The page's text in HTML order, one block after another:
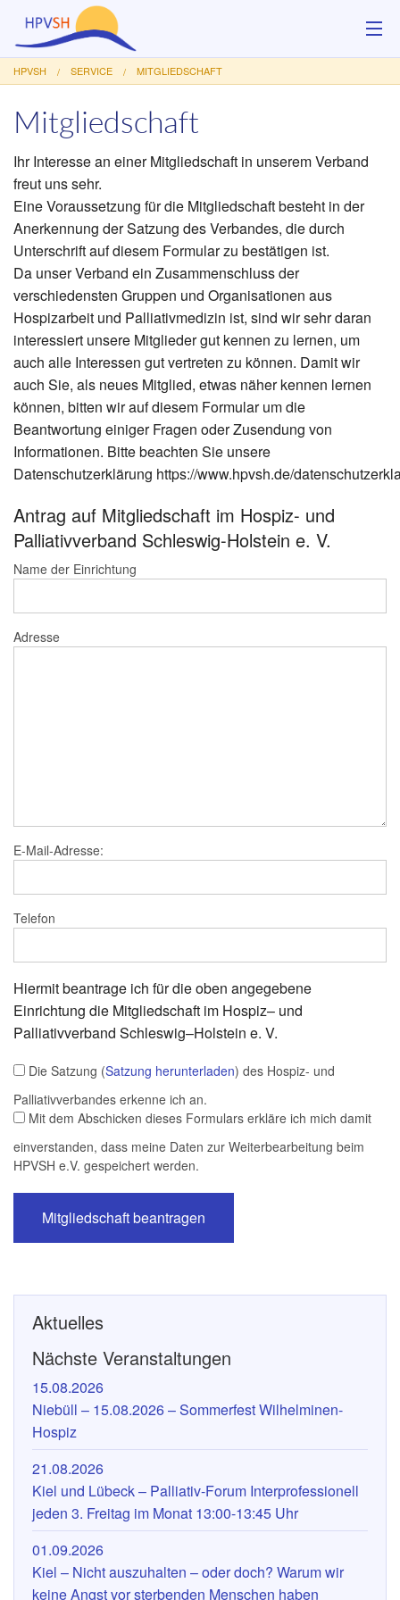
Über uns
Hilfsangebote
Veranstaltungen
Service
Kontakt
Spenden
HPVSH SERVICE MITGLIEDSCHAFT
Mitgliedschaft
Ihr Interesse an einer Mitgliedschaft in unserem Verband
freut uns sehr.
Eine Voraussetzung für die Mitgliedschaft besteht in der
Anerkennung der Satzung des Verbandes, die durch
Unterschrift auf diesem Formular zu bestätigen ist.
Da unser Verband ein Zusammenschluss der
verschiedensten Gruppen und Organisationen aus
Hospizarbeit und Palliativmedizin ist, sind wir sehr daran
interessiert unsere Mitglieder gut kennen zu lernen, um
auch alle Interessen gut vertreten zu können. Damit wir
auch Sie, als neues Mitglied, etwas näher kennen lernen
können, bitten wir auf diesem Formular um die
Beantwortung einiger Fragen oder Zusendung von
Informationen. Bitte beachten Sie unsere
Datenschutzerklärung https://www.hpvsh.de/
Antrag auf Mitgliedschaft im Hospiz- und
Palliativverband Schleswig-Holstein e. V.
Name der Einrichtung
Adresse
E-Mail-Adresse:
Telefon
Hiermit beantrage ich für die oben angegebene
Einrichtung die Mitgliedschaft im Hospiz– und
Palliativverband Schleswig–Holstein e. V.
Die Satzung (Satzung herunterladen) des Hospiz- und
Palliativverbandes erkenne ich an.
Mit dem Abschicken dieses Formulars erkläre ich mich damit
einverstanden, dass meine Daten zur Weiterbearbeitung beim
HPVSH e.V. gespeichert werden.
Mitgliedschaft beantragen
Aktuelles
Nächste Veranstaltungen
15.08.2026
Niebüll – 15.08.2026 – Sommerfest Wilhelminen-
Hospiz
21.08.2026
Kiel und Lübeck – Palliativ-Forum Interprofessionell
jeden 3. Freitag im Monat 13:00-13:45 Uhr
01.09.2026
Kiel – Nicht auszuhalten – oder doch? Warum wir
keine Angst vor sterbenden Menschen haben